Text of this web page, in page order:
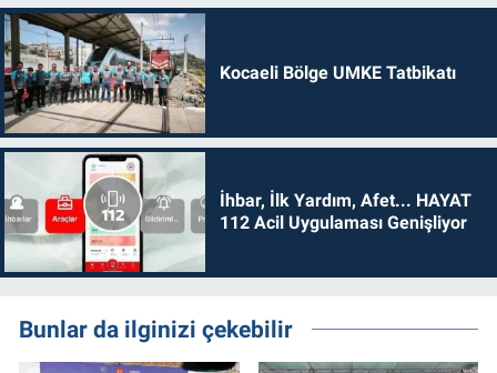
Kocaeli Bölge UMKE Tatbikatı
İhbar, İlk Yardım, Afet... HAYAT
112 Acil Uygulaması Genişliyor
Bunlar da ilginizi çekebilir